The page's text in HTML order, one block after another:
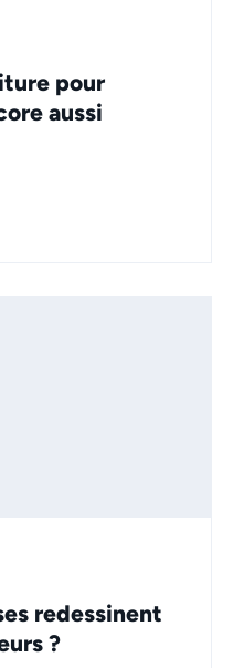
pour
aussi
redessinent
?